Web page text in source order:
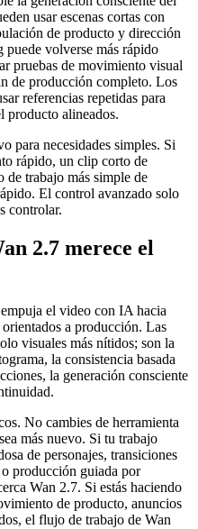
usar escenas cortas con
de producto y dirección
puede volverse más rápido
pruebas de movimiento visual
de producción completo. Los
referencias repetidas para
producto alineados.
para necesidades simples. Si
rápido, un clip corto de
de trabajo más simple de
El control avanzado solo
controlar.
2.7 merece el
el video con IA hacia
a producción. Las
visuales más nítidos; son la
la consistencia basada
la generación consciente
No cambies de herramienta
más nuevo. Si tu trabajo
de personajes, transiciones
producción guiada por
Wan 2.7. Si estás haciendo
de producto, anuncios
el flujo de trabajo de Wan